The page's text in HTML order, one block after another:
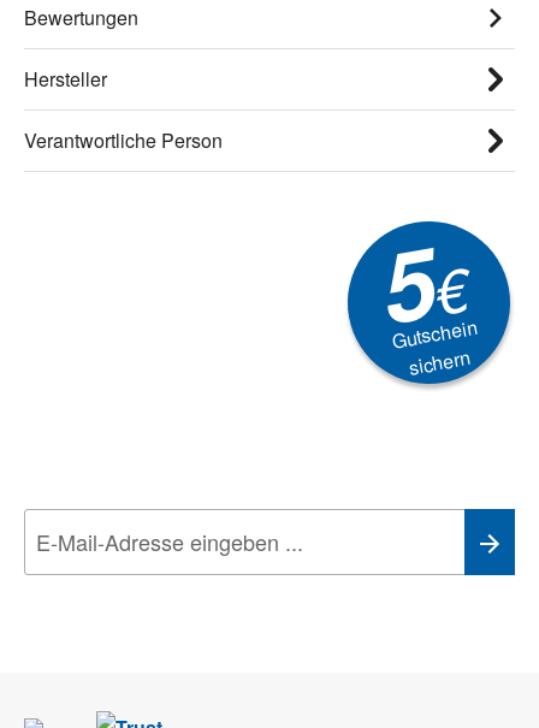
Bewertungen
Hersteller
Verantwortliche Person
5€
Gutschein
sichern